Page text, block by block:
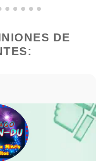
DE